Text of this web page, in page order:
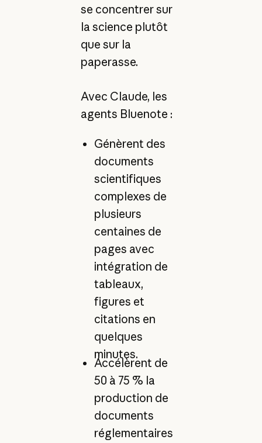
se concentrer sur
la science plutôt
que sur la
paperasse.
Avec Claude, les
agents Bluenote :
Génèrent des
documents
scientifiques
complexes de
plusieurs
centaines de
pages avec
intégration de
tableaux,
figures et
citations en
quelques
minutes.
Accélèrent de
50 à 75 % la
production de
documents
réglementaires